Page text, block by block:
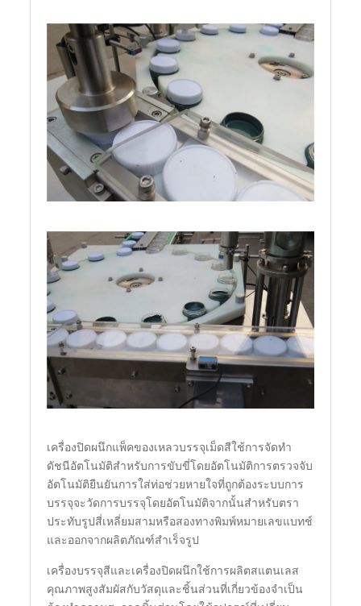
เครื่องปิดผนึกแพ็คของเหลวบรรจุเม็ดสีใช้การจัดทำ
ดัชนีอัตโนมัติสำหรับการขับขี่โดยอัตโนมัติการตรวจจับ
อัตโนมัติยืนยันการใส่ท่อช่วยหายใจที่ถูกต้องระบบการ
บรรจุจะวัดการบรรจุโดยอัตโนมัติจากนั้นสำหรับตรา
ประทับรูปสี่เหลี่ยมสามหรือสองทางพิมพ์หมายเลขแบทช์
และออกจากผลิตภัณฑ์สำเร็จรูป
เครื่องบรรจุสีและเครื่องปิดผนึกใช้การผลิตสแตนเลส
คุณภาพสูงสัมผัสกับวัสดุและชิ้นส่วนที่เกี่ยวข้องจำเป็น